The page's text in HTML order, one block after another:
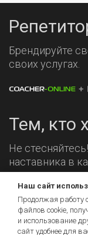
Брендируйте
своих услугах.
Тем, кто
Не
наставника в
Мы на
Наш сайт
Продолжая работу
файлов cookie,
и использование
сайт удобнее для